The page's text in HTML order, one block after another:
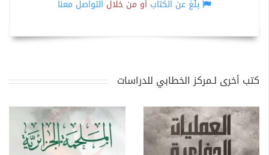
بلّغ عن الكتاب أو من خلال التواصل معنا
كتب أخرى لـمركز الخطابي للدراسات